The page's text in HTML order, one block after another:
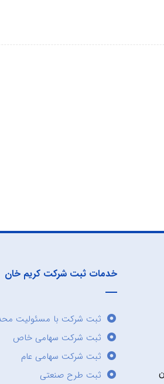
خدمات ثبت شرکت کریم خان
ثبت شرکت با مسئولیت
ثبت شرکت سهامی خاص
ثبت شرکت سهامی عام
ثبت طرح صنعتی